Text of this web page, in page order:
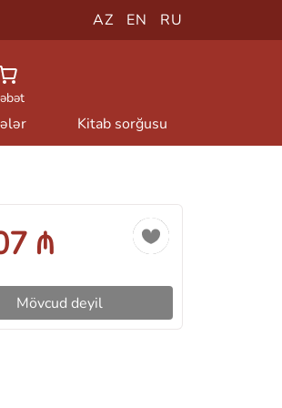
AZ EN RU
Kitab sorğusu
₼
Mövcud deyil